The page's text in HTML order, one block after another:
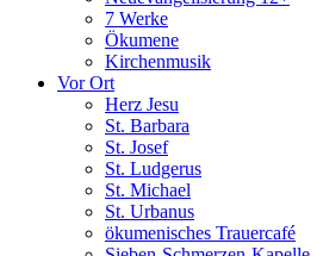
7 Werke
Ökumene
Kirchenmusik
Vor Ort
Herz Jesu
St. Barbara
St. Josef
St. Ludgerus
St. Michael
St. Urbanus
ökumenisches Trauercafé